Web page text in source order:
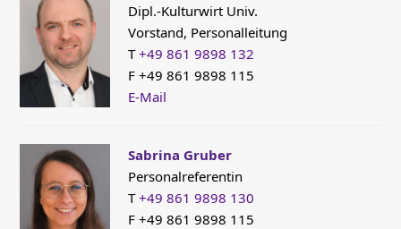
Dipl.-Kulturwirt Univ.
Vorstand, Personalleitung
T+49 861 9898 132
F +49 861 9898 115
E-Mail
Sabrina Gruber
Personalreferentin
T+49 861 9898 130
F +49 861 9898 115